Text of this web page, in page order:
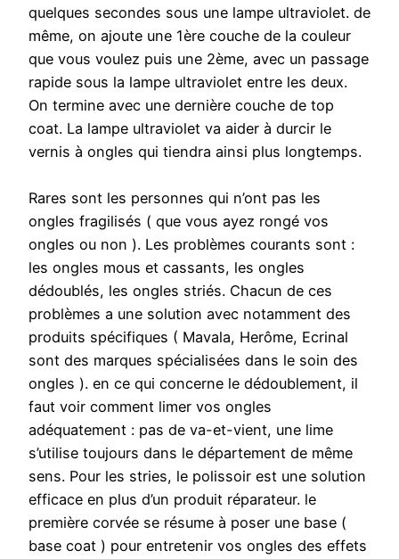
quelques secondes sous une lampe ultraviolet. de
même, on ajoute une 1ère couche de la couleur
que vous voulez puis une 2ème, avec un passage
rapide sous la lampe ultraviolet entre les deux.
On termine avec une dernière couche de top
coat. La lampe ultraviolet va aider à durcir le
vernis à ongles qui tiendra ainsi plus longtemps.
Rares sont les personnes qui n’ont pas les
ongles fragilisés ( que vous ayez rongé vos
ongles ou non ). Les problèmes courants sont :
les ongles mous et cassants, les ongles
dédoublés, les ongles striés. Chacun de ces
problèmes a une solution avec notamment des
produits spécifiques ( Mavala, Herôme, Ecrinal
sont des marques spécialisées dans le soin des
ongles ). en ce qui concerne le dédoublement, il
faut voir comment limer vos ongles
adéquatement : pas de va-et-vient, une lime
s’utilise toujours dans le département de même
sens. Pour les stries, le polissoir est une solution
efficace en plus d’un produit réparateur. le
première corvée se résume à poser une base (
base coat ) pour entretenir vos ongles des effets